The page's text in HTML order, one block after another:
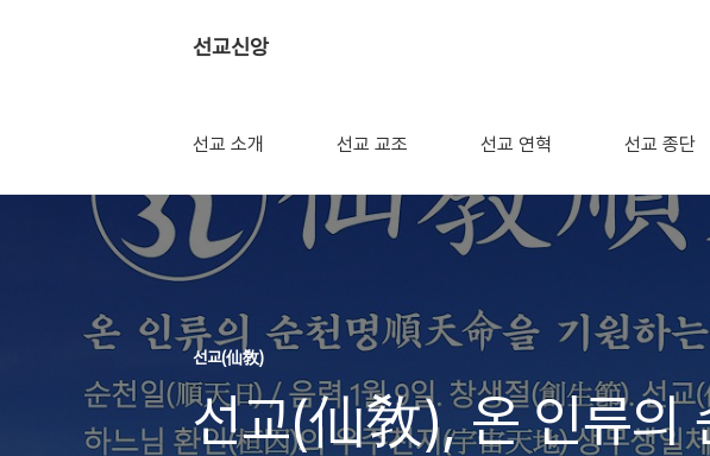
선교신앙
선교 소개 선교 교조 선교 연혁 선교 종단
선교(仙敎)
선교(仙敎), 온 인류의